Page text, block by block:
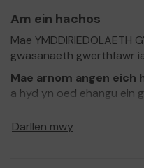
Am ein hachos
Mae YMDDIRIEDOLAETH
gwasanaeth gwerthfawr
Mae arnom angen eich
a hyd yn oed ehangu ein
Darllen mwy